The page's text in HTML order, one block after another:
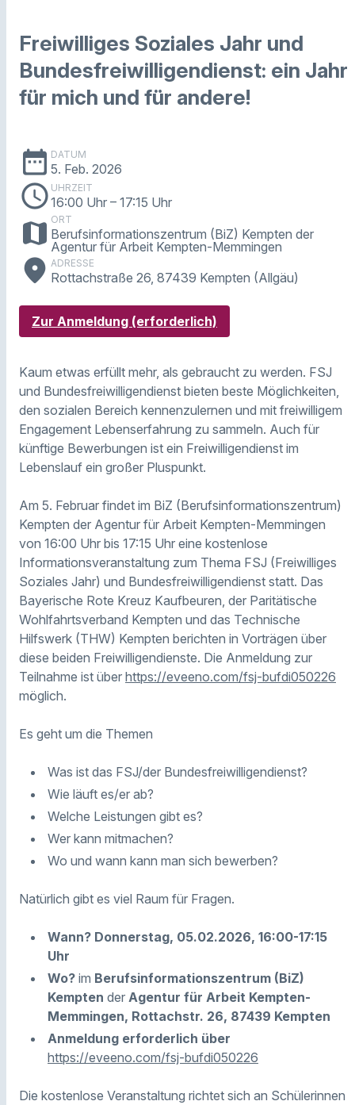
Freiwilliges Soziales Jahr und
Bundesfreiwilligendienst: ein Jahr
für mich und für andere!
date_range DATUM
5. Feb. 2026
schedule UHRZEIT
16:00 Uhr – 17:15 Uhr
map ORT
Berufsinformationszentrum (BiZ) Kempten der
Agentur für Arbeit Kempten-Memmingen
place ADRESSE
Rottachstraße 26, 87439 Kempten (Allgäu)
Zur Anmeldung (erforderlich)
Kaum etwas erfüllt mehr, als gebraucht zu werden. FSJ
und Bundesfreiwilligendienst bieten beste Möglichkeiten,
den sozialen Bereich kennenzulernen und mit freiwilligem
Engagement Lebenserfahrung zu sammeln. Auch für
künftige Bewerbungen ist ein Freiwilligendienst im
Lebenslauf ein großer Pluspunkt.
Am 5. Februar findet im BiZ (Berufsinformationszentrum)
Kempten der Agentur für Arbeit Kempten-Memmingen
von 16:00 Uhr bis 17:15 Uhr eine kostenlose
Informationsveranstaltung zum Thema FSJ (Freiwilliges
Soziales Jahr) und Bundesfreiwilligendienst statt. Das
Bayerische Rote Kreuz Kaufbeuren, der Paritätische
Wohlfahrtsverband Kempten und das Technische
Hilfswerk (THW) Kempten berichten in Vorträgen über
diese beiden Freiwilligendienste. Die Anmeldung zur
Teilnahme ist über https://eveeno.com/fsj-bufdi050226
möglich.
Es geht um die Themen
Was ist das FSJ/der Bundesfreiwilligendienst?
Wie läuft es/er ab?
Welche Leistungen gibt es?
Wer kann mitmachen?
Wo und wann kann man sich bewerben?
Natürlich gibt es viel Raum für Fragen.
Wann? Donnerstag, 05.02.2026, 16:00-17:15
Uhr
Wo? im Berufsinformationszentrum (BiZ)
Kempten der Agentur für Arbeit Kempten-
Memmingen, Rottachstr. 26, 87439 Kempten
Anmeldung erforderlich über
https://eveeno.com/fsj-bufdi050226
Die kostenlose Veranstaltung richtet sich an Schülerinnen